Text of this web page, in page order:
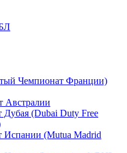
Чемпионат Франции)
Австралии
(Dubai Duty Free
(Mutua Madrid